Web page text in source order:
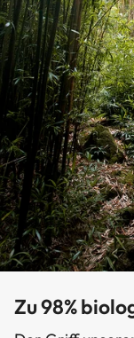
Zu 98%